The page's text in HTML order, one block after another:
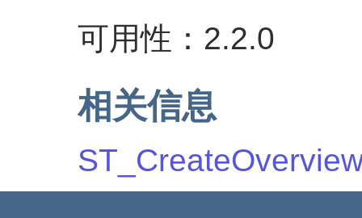
可用性：2.2.0
相关信息